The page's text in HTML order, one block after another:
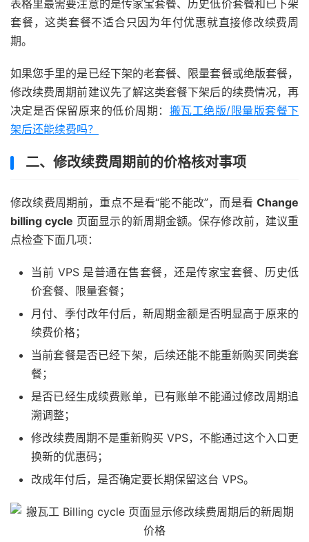
表格里最需要注意的是传家宝套餐、历史低价套餐和已下架
套餐，这类套餐不适合只因为年付优惠就直接修改续费周
期。
如果您手里的是已经下架的老套餐、限量套餐或绝版套餐，
修改续费周期前建议先了解这类套餐下架后的续费情况，再
决定是否保留原来的低价周期： 搬瓦工绝版/限量版套餐下
架后还能续费吗？
二、修改续费周期前的价格核对事项
修改续费周期前，重点不是看“能不能改”，而是看 Change
billing cycle 页面显示的新周期金额。保存修改前，建议重
点检查下面几项：
当前 VPS 是普通在售套餐，还是传家宝套餐、历史低
价套餐、限量套餐；
月付、季付改年付后，新周期金额是否明显高于原来的
续费价格；
当前套餐是否已经下架，后续还能不能重新购买同类套
餐；
是否已经生成续费账单，已有账单不能通过修改周期追
溯调整；
修改续费周期不是重新购买 VPS，不能通过这个入口更
换新的优惠码；
改成年付后，是否确定要长期保留这台 VPS。